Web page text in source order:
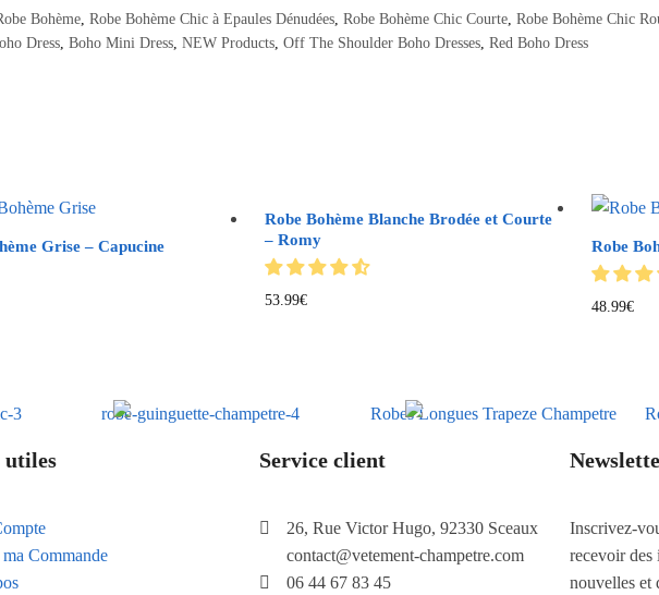
Bohème, Robe Bohème Chic à Epaules Dénudées, Robe Bohème Chic Courte, Robe Bohème Chic
Dress, Boho Mini Dress, NEW Products, Off The Shoulder Boho Dresses, Red Boho Dress
Grise – Capucine
Robe Bohème Blanche Brodée et Courte
– Romy
53.99€
Robe
48.99€
utiles
Commande
Service client
26, Rue Victor Hugo, 92330 Sceaux
contact@vetement-champetre.com
06 44 67 83 45
Inscrivez-
recevoir des
nouvelles et